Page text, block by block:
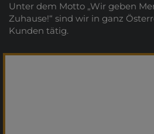
Unter dem Motto „Wir geben
Zuhause!“ sind wir in ganz
Kunden tätig.